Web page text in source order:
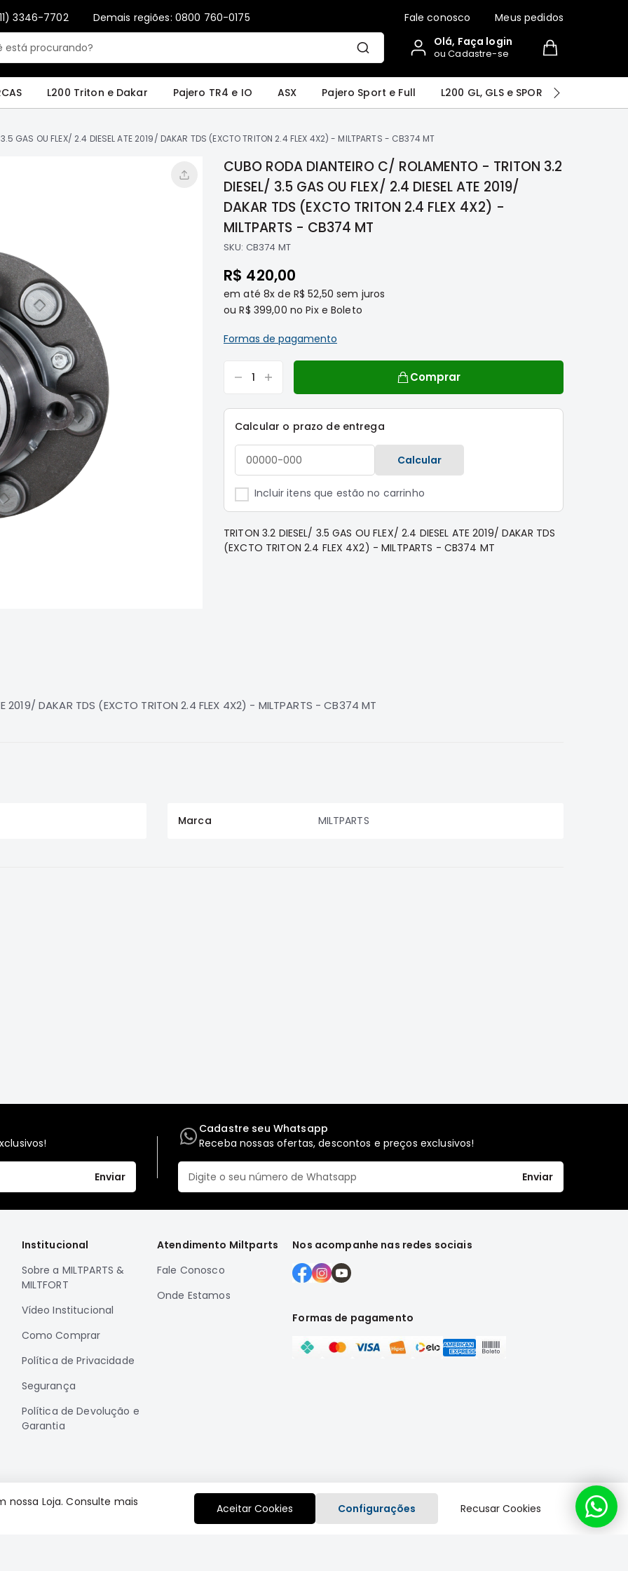
3346-7702 Demais regiões: 0800 760-0175 Fale conosco Meus pedidos
Olá, Faça login
ou Cadastre-se
L200 Triton e Dakar Pajero TR4 e IO ASX Pajero Sport e Full L200 GL, GLS e SPORT
GAS OU FLEX/ 2.4 DIESEL ATE 2019/ DAKAR TDS (EXCTO TRITON 2.4 FLEX 4X2) - MILTPARTS - CB374 MT
CUBO RODA DIANTEIRO C/ ROLAMENTO - TRITON 3.2
DIESEL/ 3.5 GAS OU FLEX/ 2.4 DIESEL ATE 2019/
DAKAR TDS (EXCTO TRITON 2.4 FLEX 4X2) -
MILTPARTS - CB374 MT
SKU: CB374 MT
R$ 420,00
em até 8x de R$ 52,50 sem juros
ouR$ 399,00 no Pix e Boleto
Formas de pagamento
Comprar
Calcular o prazo de entrega
Calcular
Incluir itens que estão no carrinho
TRITON 3.2 DIESEL/ 3.5 GAS OU FLEX/ 2.4 DIESEL ATE 2019/ DAKAR TDS
(EXCTO TRITON 2.4 FLEX 4X2) - MILTPARTS - CB374 MT
2019/ DAKAR TDS (EXCTO TRITON 2.4 FLEX 4X2) - MILTPARTS - CB374 MT
Marca MILTPARTS
Only registered users can write reviews. PleaseSign inor
Enviar
Cadastre seu Whatsapp
Receba nossas ofertas, descontos e preços exclusivos!
Enviar
Institucional
Sobre a MILTPARTS &
MILTFORT
Vídeo Institucional
Como Comprar
Política de Privacidade
Segurança
Política de Devolução e
Garantia
Atendimento Miltparts
Fale Conosco
Onde Estamos
Nos acompanhe nas redes sociais
Formas de pagamento
nossa Loja. Consulte mais
Aceitar Cookies Configurações Recusar Cookies